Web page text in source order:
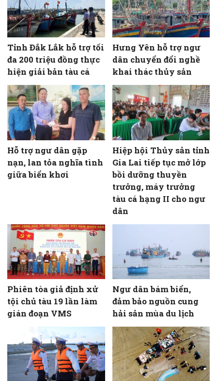
Tỉnh Đắk Lắk hỗ trợ tối
đa 200 triệu đồng thực
hiện giải bản tàu cá
Hưng Yên hỗ trợ ngư
dân chuyển đổi nghề
khai thác thủy sản
Hỗ trợ ngư dân gặp
nạn, lan tỏa nghĩa tình
giữa biển khơi
Hiệp hội Thủy sản tỉnh
Gia Lai tiếp tục mở lớp
bồi dưỡng thuyền
trưởng, máy trưởng
tàu cá hạng II cho ngư
dân
Phiên tòa giả định xử
tội chủ tàu 19 lần làm
gián đoạn VMS
Ngư dân bám biển,
đảm bảo nguồn cung
hải sản mùa du lịch